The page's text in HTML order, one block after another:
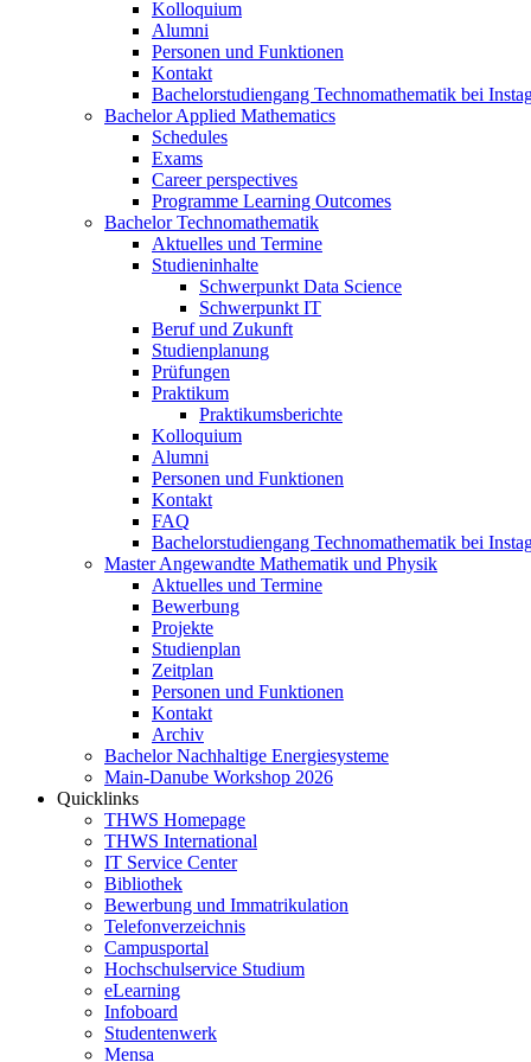
Kolloquium
Alumni
Personen und Funktionen
Kontakt
Bachelorstudiengang Technomathematik bei
Bachelor Applied Mathematics
Schedules
Exams
Career perspectives
Programme Learning Outcomes
Bachelor Technomathematik
Aktuelles und Termine
Studieninhalte
Schwerpunkt Data Science
Schwerpunkt IT
Beruf und Zukunft
Studienplanung
Prüfungen
Praktikum
Praktikumsberichte
Kolloquium
Alumni
Personen und Funktionen
Kontakt
FAQ
Bachelorstudiengang Technomathematik bei
Master Angewandte Mathematik und Physik
Aktuelles und Termine
Bewerbung
Projekte
Studienplan
Zeitplan
Personen und Funktionen
Kontakt
Archiv
Bachelor Nachhaltige Energiesysteme
Main-Danube Workshop 2026
Quicklinks
THWS Homepage
THWS International
IT Service Center
Bibliothek
Bewerbung und Immatrikulation
Telefonverzeichnis
Campusportal
Hochschulservice Studium
eLearning
Infoboard
Studentenwerk
Mensa